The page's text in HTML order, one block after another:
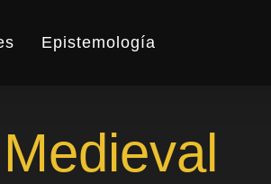
Epistemología